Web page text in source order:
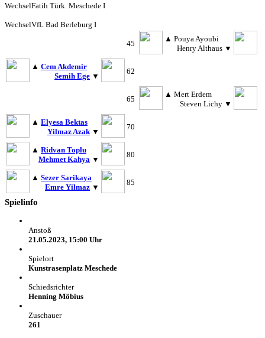
WechselFatih Türk. Meschede I
WechselVfL Bad Berleburg I
45
▲ Pouya Ayoubi
Henry Althaus ▼
▲ Cem Akdemir
Semih Ege ▼
62
65
▲ Mert Erdem
Steven Lichy ▼
▲ Elyesa Bektas
Yilmaz Azak ▼
70
▲ Ridvan Toplu
Mehmet Kahya ▼
80
▲ Sezer Sarikaya
Emre Yilmaz ▼
85
Spielinfo
Anstoß
21.05.2023, 15:00 Uhr
Spielort
Kunstrasenplatz Meschede
Schiedsrichter
Henning Möbius
Zuschauer
261